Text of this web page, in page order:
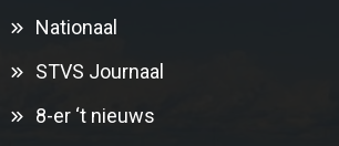
Nationaal
STVS Journaal
8-er ‘t nieuws